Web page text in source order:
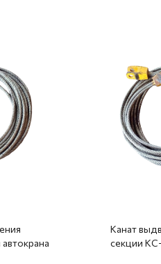
Канат
секции